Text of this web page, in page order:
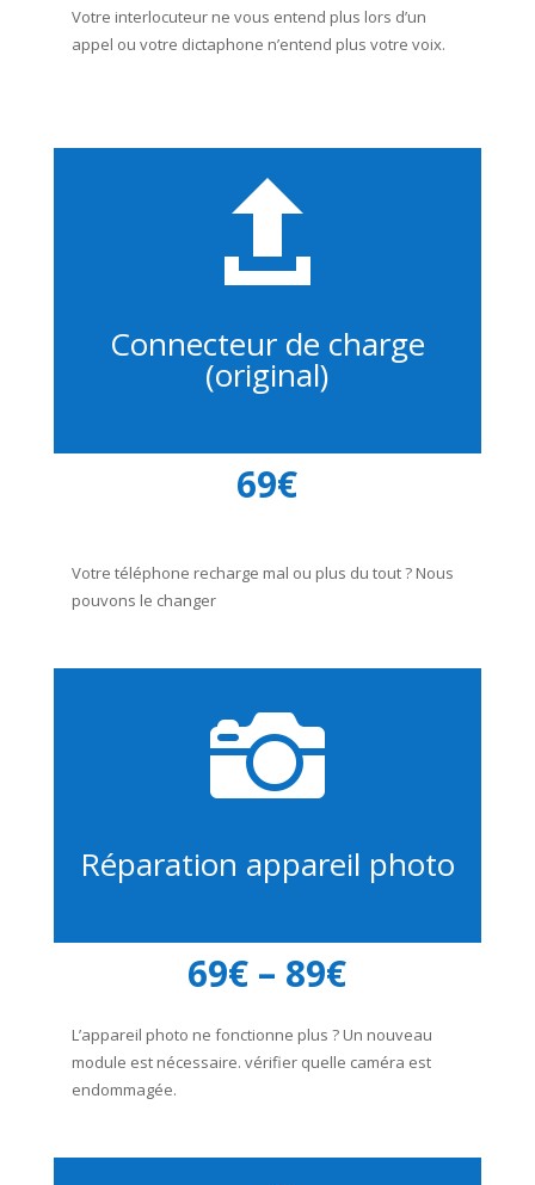
Votre interlocuteur ne vous entend plus lors d’un
appel ou votre dictaphone n’entend plus votre voix.

Connecteur de charge
(original)
69€
Votre téléphone recharge mal ou plus du tout ? Nous
pouvons le changer

Réparation appareil photo
69€ – 89€
L’appareil photo ne fonctionne plus ? Un nouveau
module est nécessaire. vérifier quelle caméra est
endommagée.